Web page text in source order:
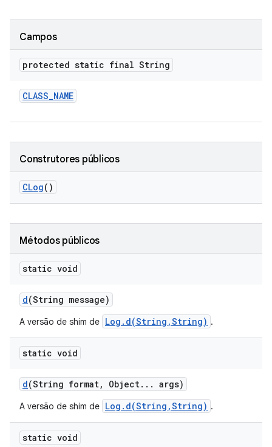
Campos
protected static final String
CLASS_NAME
Construtores públicos
CLog()
Métodos públicos
static void
d(String message)
A versão de shim de Log.d(String,String) .
static void
d(String format, Object. . . args)
A versão de shim de Log.d(String,String) .
static void